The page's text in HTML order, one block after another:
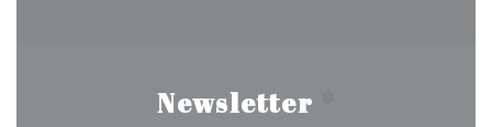
Newsletter